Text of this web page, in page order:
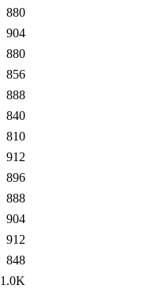
880
904
880
856
888
840
810
912
896
888
904
912
848
1.0K